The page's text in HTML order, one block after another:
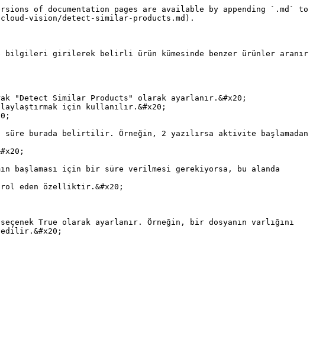
of documentation pages are available by appending `.md` to
vision/detect-similar-products.md).
girilerek belirli ürün kümesinde benzer ürünler aranır
"Detect Similar Products" olarak ayarlanır.&#x20;
için kullanılır.&#x20;
eden özelliktir.&#x20;
edilir.&#x20;